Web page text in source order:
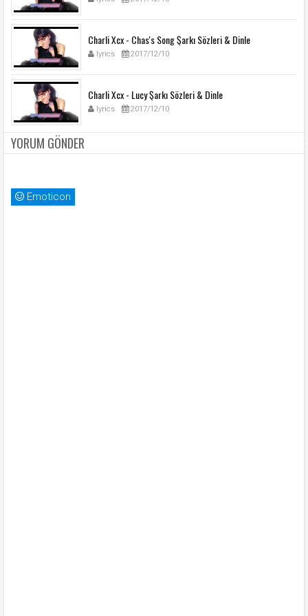
Charli Xcx - Chas's Song Şarkı Sözleri & Dinle
lyrics 2017/12/10
Charli Xcx - Lucy Şarkı Sözleri & Dinle
lyrics 2017/12/10
YORUM GÖNDER
Emoticon